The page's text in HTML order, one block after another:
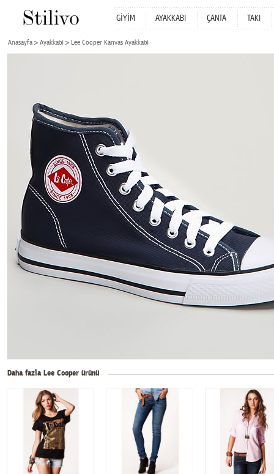
GİYİM AYAKKABI ÇANTA TAKI
Anasayfa Ayakkabı Lee Cooper Kanvas Ayakkabı
Daha fazla Lee Cooper ürünü